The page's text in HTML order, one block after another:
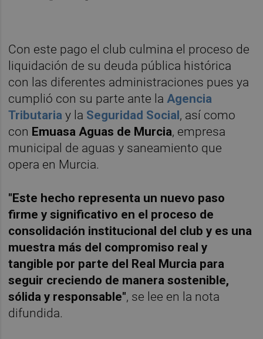
Con este pago el club culmina el proceso de
liquidación de su deuda pública histórica
con las diferentes administraciones pues ya
cumplió con su parte ante laAgencia
Tributaria y la Seguridad Social, así como
con Emuasa Aguas de Murcia, empresa
municipal de aguas y saneamiento que
opera en Murcia.
"Este hecho representa un nuevo paso
firme y significativo en el proceso de
consolidación institucional del club y es una
muestra más del compromiso real y
tangible por parte del Real Murcia para
seguir creciendo de manera sostenible,
sólida y responsable", se lee en la nota
difundida.